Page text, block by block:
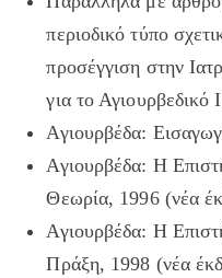
περιοδικό τύπο
προσέγγιση στην
για το Αγιουρβεδικό
Αγιουρβέδα:
Αγιουρβέδα: Η
Θεωρία, 1996 (νέα
Αγιουρβέδα: Η
Πράξη, 1998 (νέα